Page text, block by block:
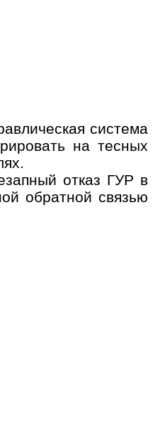
система
на тесных
отказ ГУР в
обратной связью